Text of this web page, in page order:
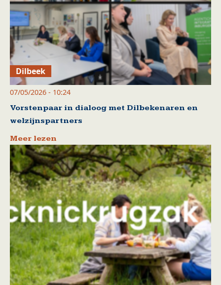
Dilbeek
07/05/2026 - 10:24
Vorstenpaar in dialoog met Dilbekenaren en
welzijnspartners
Meer lezen